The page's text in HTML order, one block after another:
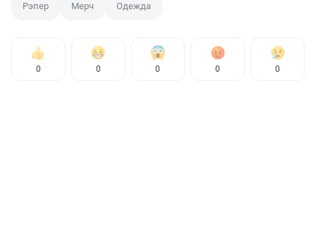
Рэпер Мерч Одежда
0 0 0 0 0